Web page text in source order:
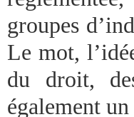
groupes
Le mot,
du droit,
également